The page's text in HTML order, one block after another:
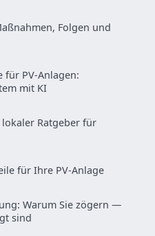
Folgen und
für PV-Anlagen:
mit KI
Ratgeber für
für Ihre PV-Anlage
Warum Sie zögern —
sind